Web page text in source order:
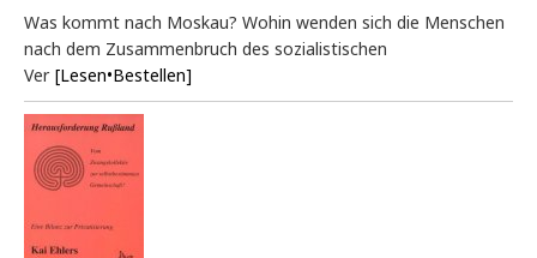
Was kommt nach Moskau? Wohin wenden sich die Menschen
nach dem Zusammenbruch des sozialistischen
Ver [Lesen•Bestellen]